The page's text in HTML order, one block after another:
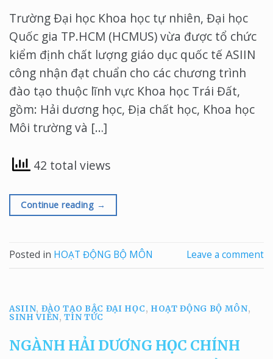
Trường Đại học Khoa học tự nhiên, Đại học
Quốc gia TP.HCM (HCMUS) vừa được tổ chức
kiểm định chất lượng giáo dục quốc tế ASIIN
công nhận đạt chuẩn cho các chương trình
đào tạo thuộc lĩnh vực Khoa học Trái Đất,
gồm: Hải dương học, Địa chất học, Khoa học
Môi trường và […]
42 total views
Continue reading →
Posted in HOẠT ĐỘNG BỘ MÔN Leave a comment
ASIIN, ĐÀO TẠO BẬC ĐẠI HỌC, HOẠT ĐỘNG BỘ MÔN,
SINH VIÊN,TIN TỨC
NGÀNH HẢI DƯƠNG HỌC CHÍNH